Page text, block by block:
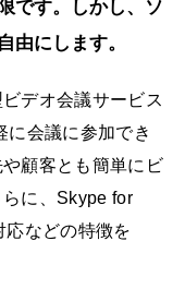
です。しかし、ソ
由にします。
デオ会議サービス
に会議に参加でき
顧客とも簡単にビ
に、Skype for
などの特徴を